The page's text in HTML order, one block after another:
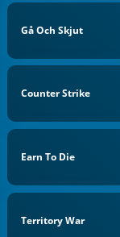
Gå Och Skjut
Counter Strike
Earn To Die
Territory War